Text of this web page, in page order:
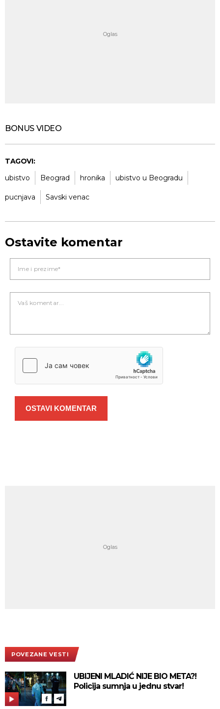
BONUS VIDEO
TAGOVI:
ubistvo
Beograd hronika ubistvo u Beogradu
pucnjava Savski venac
Ostavite komentar
OSTAVI KOMENTAR
POVEZANE VESTI
UBIJENI MLADIĆ NIJE BIO META?!
Policija sumnja u jednu stvar!